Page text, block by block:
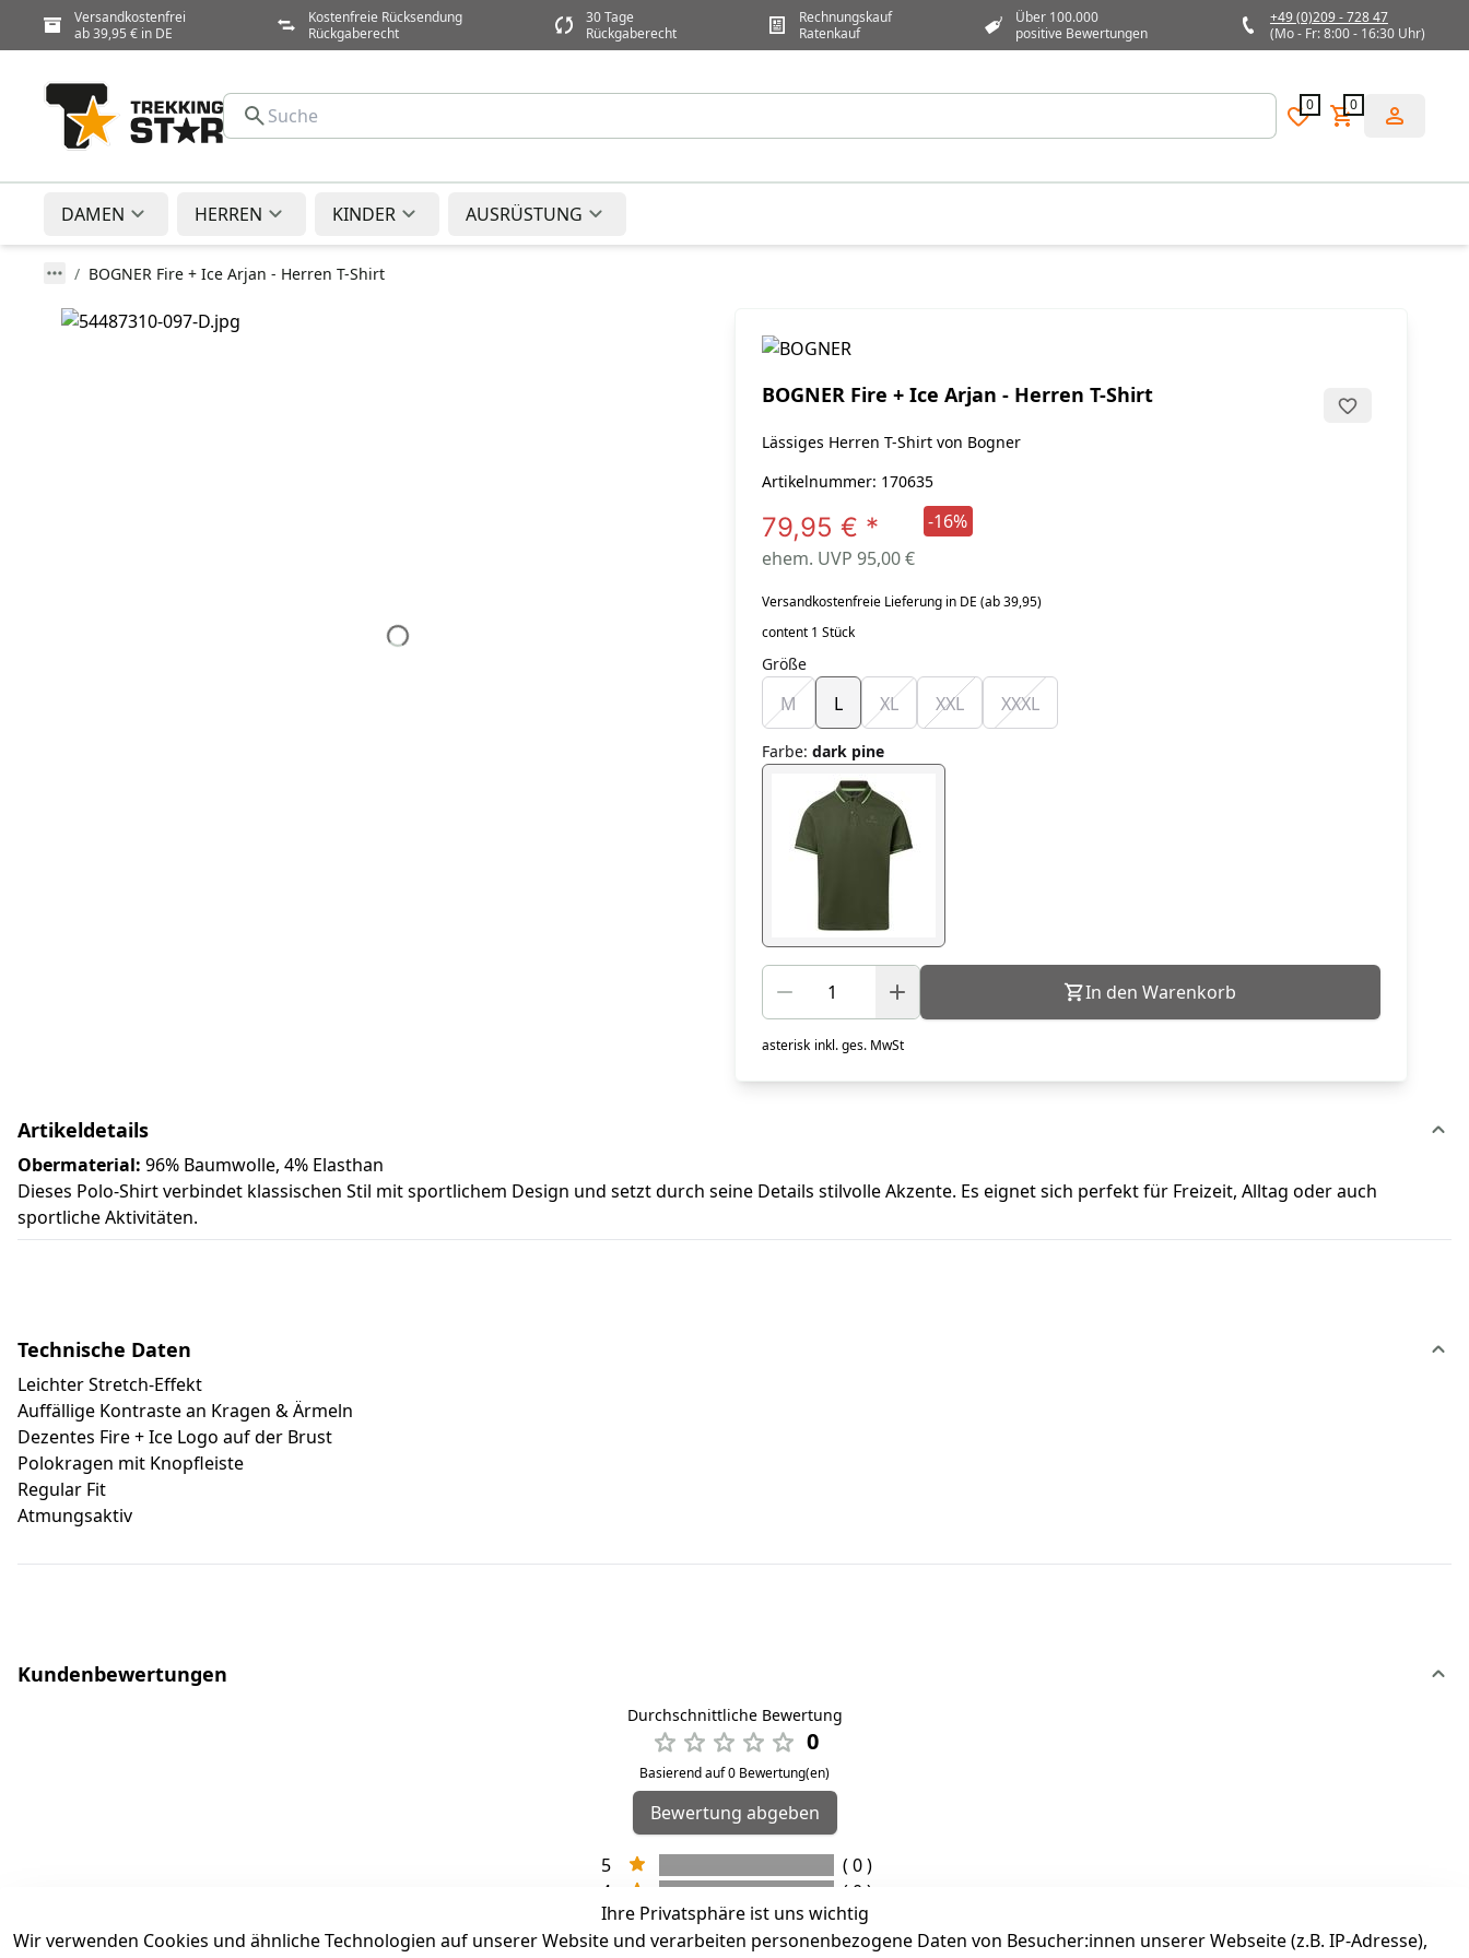
Versandkostenfrei
ab 39,95 € in DE
Kostenfreie Rücksendung
Rückgaberecht
30 Tage
Rückgaberecht
Rechnungskauf
Ratenkauf
Über 100.000
positive Bewertungen
+49 (0)209 - 728 47
(Mo - Fr: 8:00 - 16:30 Uhr)
0 0
DAMEN HERREN KINDER AUSRÜSTUNG
BOGNER Fire + Ice Arjan - Herren T-Shirt
BOGNER Fire + Ice Arjan - Herren T-Shirt
Lässiges Herren T-Shirt von Bogner
Artikelnummer: 170635
79,95 € *
ehem. UVP 95,00 €
-16%
Versandkostenfreie Lieferung in DE (ab 39,95)
content 1 Stück
Größe
M L XL XXL XXXL
Farbe: dark pine
In den Warenkorb
asterisk inkl. ges. MwSt
Artikeldetails
Obermaterial: 96% Baumwolle, 4% Elasthan
Dieses Polo-Shirt verbindet klassischen Stil mit sportlichem Design und setzt durch seine Details stilvolle Akzente. Es eignet sich perfekt für Freizeit, Alltag oder auch
sportliche Aktivitäten.
Technische Daten
Leichter Stretch-Effekt
Auffällige Kontraste an Kragen & Ärmeln
Dezentes Fire + Ice Logo auf der Brust
Polokragen mit Knopfleiste
Regular Fit
Atmungsaktiv
Kundenbewertungen
Durchschnittliche Bewertung
0
Basierend auf 0 Bewertung(en)
Bewertung abgeben
5
( 0 )
4
( 0 )
3
( 0 )
2
( 0 )
Ihre Privatsphäre ist uns wichtig
Wir verwenden Cookies und ähnliche Technologien auf unserer Website und verarbeiten personenbezogene Daten von Besucher:innen unserer Webseite (z.B. IP-Adresse),